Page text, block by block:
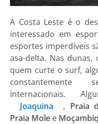
A Costa Leste é o
interessado em
esportes imperdíveis
asa-delta. Nas dunas,
quem curte o surf,
constantemente
internacionais.
Joaquina
, Praia
Praia Mole e